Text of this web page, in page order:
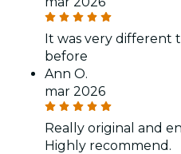
It was very different
before
Ann O.
mar 2026
Really original and
Highly recommend.